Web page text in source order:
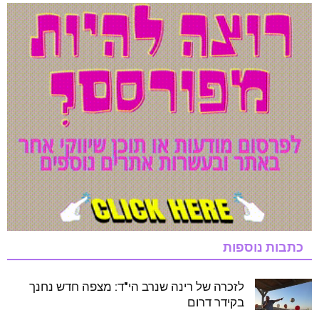
כתבות נוספות
לזכרה של רינה שנרב הי"ד: מצפה חדש נחנך
בקידר דרום